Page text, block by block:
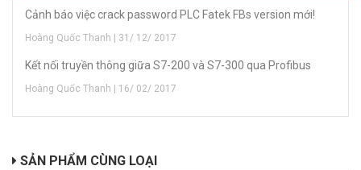
Cảnh báo việc crack password PLC Fatek FBs version mới!
Hoàng Quốc Thanh | 31/ 12/ 2017
Kết nối truyền thông giữa S7-200 và S7-300 qua Profibus
Hoàng Quốc Thanh | 16/ 02/ 2017
SẢN PHẨM CÙNG LOẠI